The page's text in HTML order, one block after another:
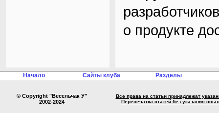
о продукте
Начало Сайты клуба Разделы
© Copyright "Весельчак У"
2002-2024
Все права на статьи принадлежат
Перепечатка статей без указания